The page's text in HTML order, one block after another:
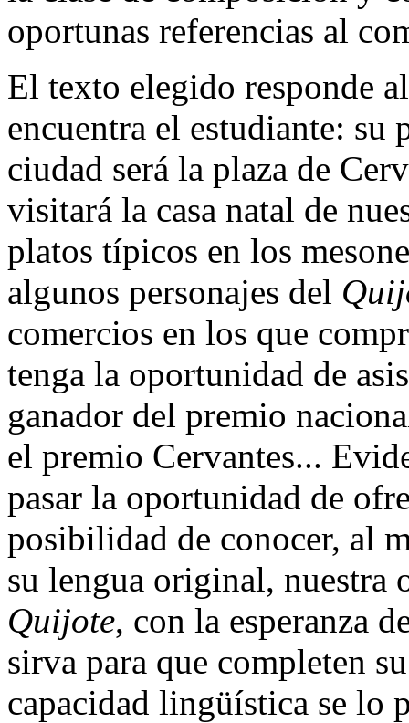
oportunas referencias al
El texto elegido responde
encuentra el estudiante:
ciudad será la plaza de
visitará la casa natal de
platos típicos en los
algunos personajes del
comercios en los que
tenga la oportunidad de
ganador del premio
el premio Cervantes...
pasar la oportunidad de
posibilidad de conocer, al
su lengua original, nuestra
Quijote, con la esperanza
sirva para que completen
capacidad lingüística se lo